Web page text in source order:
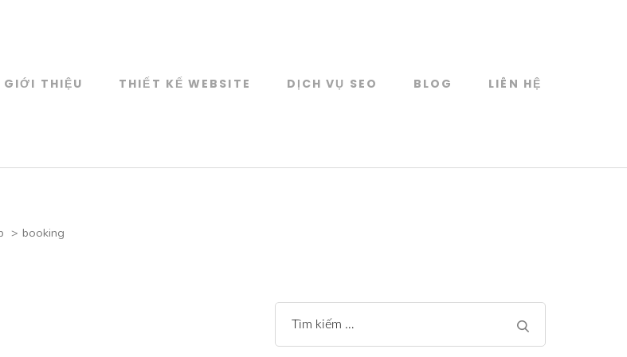
GIỚI THIỆU THIẾT KẾ WEBSITE DỊCH VỤ SEO BLOG LIÊN HỆ
> booking
Tìm
kiếm